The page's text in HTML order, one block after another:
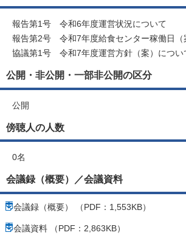
報告第1号 令和6年度運営状況について
報告第2号 令和7年度給食センター稼働日
協議第1号 令和7年度運営方針（案）につい
公開・非公開・一部非公開の区分
公開
傍聴人の人数
0名
会議録（概要）／会議資料
会議録（概要） （PDF：1,553KB）
会議資料 （PDF：2,863KB）